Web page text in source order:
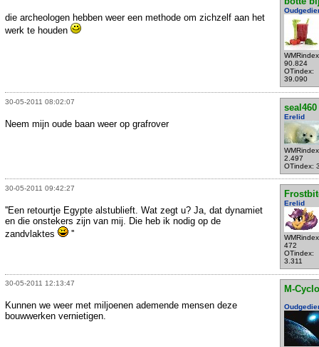
90.824
OTindex:
39.090
die archeologen hebben weer een methode om zichzelf aan het
werk te houden
30-05-2011 08:02:07
seal460
Erelid
2.497
OTindex:
Neem mijn oude baan weer op grafrover
30-05-2011 09:42:27
Erelid
472
OTindex:
3.311
''Een retourtje Egypte alstublieft. Wat zegt u? Ja, dat dynamiet
en die onstekers zijn van mij. Die heb ik nodig op de
zandvlaktes
''
30-05-2011 12:13:47
M-
Kunnen we weer met miljoenen ademende mensen deze
bouwwerken vernietigen.